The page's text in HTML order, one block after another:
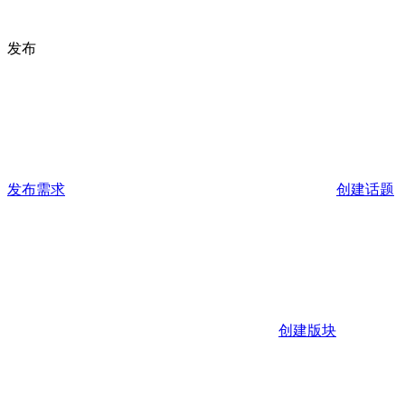
发布
发布需求 创建话题
创建版块